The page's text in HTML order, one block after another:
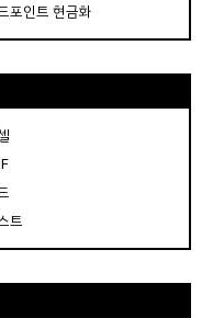
포인트 현금화
트